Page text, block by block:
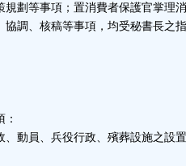
劃等事項；置消費者保護官掌理
調、核稿等事項，均受秘書長之
動員、兵役行政、殯葬設施之設